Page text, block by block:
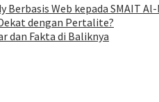
Berbasis Web kepada SMAIT
dengan Pertalite?
dan Fakta di Baliknya